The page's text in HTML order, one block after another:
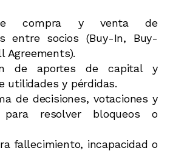
compra y venta de
entre socios (Buy-In, Buy-
Agreements).
de aportes de capital y
utilidades y pérdidas.
de decisiones, votaciones y
para resolver bloqueos o
fallecimiento, incapacidad o